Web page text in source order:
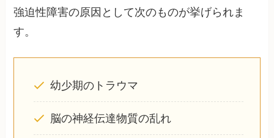
強迫性障害の原因として次のものが挙げられま
す。
幼少期のトラウマ
脳の神経伝達物質の乱れ